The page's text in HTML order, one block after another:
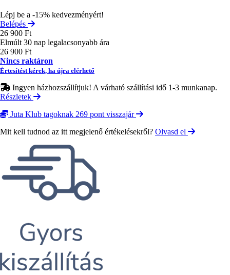
Lépj be a -15% kedvezményért!
Belépés
26 900 Ft
Elmúlt 30 nap legalacsonyabb ára
26 900 Ft
Nincs raktáron
Értesítést kérek, ha újra elérhető
Ingyen házhozszállítjuk! A várható szállítási idő 1-3 munkanap.
Részletek
Juta Klub tagoknak 269 pont visszajár
Mit kell tudnod az itt megjelenő értékelésekről? Olvasd el